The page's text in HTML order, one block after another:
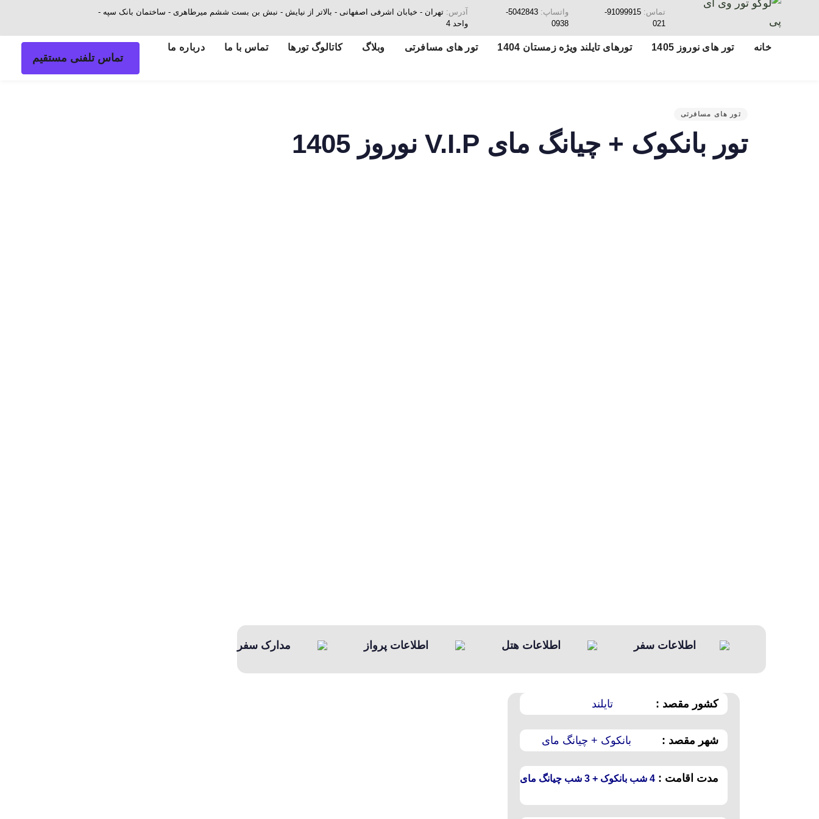
تماس:
91099915-
021
واتساپ:
5042843-
0938
آدرس:تهران - خیابان اشرفی اصفهانی - بالاتر از نیایش - نبش بن بست ششم میرطاهری - ساختمان بانک سپه -
واحد 4
خانه تور های نوروز 1405 تورهای تایلند ویژه زمستان 1404 تور های مسافرتی وبلاگ کاتالوگ تورها تماس با ما درباره ما
تماس تلفنی مستقیم
تور های مسافرتی
تور بانکوک + چیانگ مای V.I.P نوروز 1405
اطلاعات سفر اطلاعات هتل اطلاعات پرواز مدارک سفر
کشور مقصد : تایلند
شهر مقصد : بانکوک + چیانگ مای
مدت اقامت : 4 شب بانکوک + 3 شب چیانگ مای